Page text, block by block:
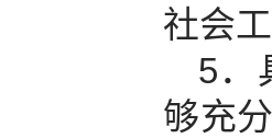
社会
5．
够充